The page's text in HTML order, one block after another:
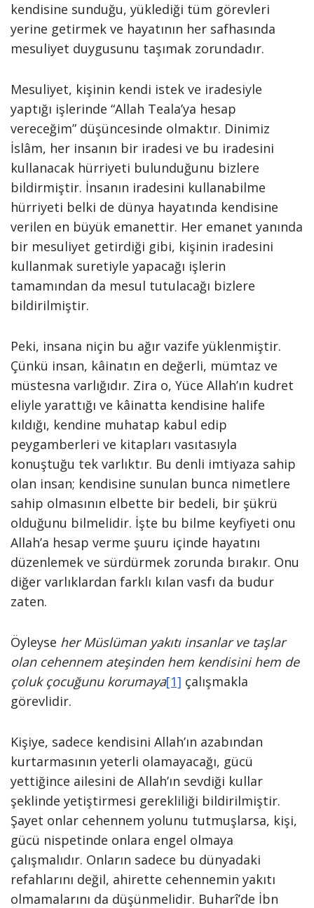
kendisine sunduğu, yüklediği tüm görevleri
yerine getirmek ve hayatının her safhasında
mesuliyet duygusunu taşımak zorundadır.
Mesuliyet, kişinin kendi istek ve iradesiyle
yaptığı işlerinde “Allah Teala’ya hesap
vereceğim” düşüncesinde olmaktır. Dinimiz
İslâm, her insanın bir iradesi ve bu iradesini
kullanacak hürriyeti bulunduğunu bizlere
bildirmiştir. İnsanın iradesini kullanabilme
hürriyeti belki de dünya hayatında kendisine
verilen en büyük emanettir. Her emanet yanında
bir mesuliyet getirdiği gibi, kişinin iradesini
kullanmak suretiyle yapacağı işlerin
tamamından da mesul tutulacağı bizlere
bildirilmiştir.
Peki, insana niçin bu ağır vazife yüklenmiştir.
Çünkü insan, kâinatın en değerli, mümtaz ve
müstesna varlığıdır. Zira o, Yüce Allah’ın kudret
eliyle yarattığı ve kâinatta kendisine halife
kıldığı, kendine muhatap kabul edip
peygamberleri ve kitapları vasıtasıyla
konuştuğu tek varlıktır. Bu denli imtiyaza sahip
olan insan; kendisine sunulan bunca nimetlere
sahip olmasının elbette bir bedeli, bir şükrü
olduğunu bilmelidir. İşte bu bilme keyfiyeti onu
Allah’a hesap verme şuuru içinde hayatını
düzenlemek ve sürdürmek zorunda bırakır. Onu
diğer varlıklardan farklı kılan vasfı da budur
zaten.
Öyleyse her Müslüman yakıtı insanlar ve taşlar
olan cehennem ateşinden hem kendisini hem de
çoluk çocuğunu korumaya[1] çalışmakla
görevlidir.
Kişiye, sadece kendisini Allah’ın azabından
kurtarmasının yeterli olamayacağı, gücü
yettiğince ailesini de Allah’ın sevdiği kullar
şeklinde yetiştirmesi gerekliliği bildirilmiştir.
Şayet onlar cehennem yolunu tutmuşlarsa, kişi,
gücü nispetinde onlara engel olmaya
çalışmalıdır. Onların sadece bu dünyadaki
refahlarını değil, ahirette cehennemin yakıtı
olmamalarını da düşünmelidir. Buharî’de İbn